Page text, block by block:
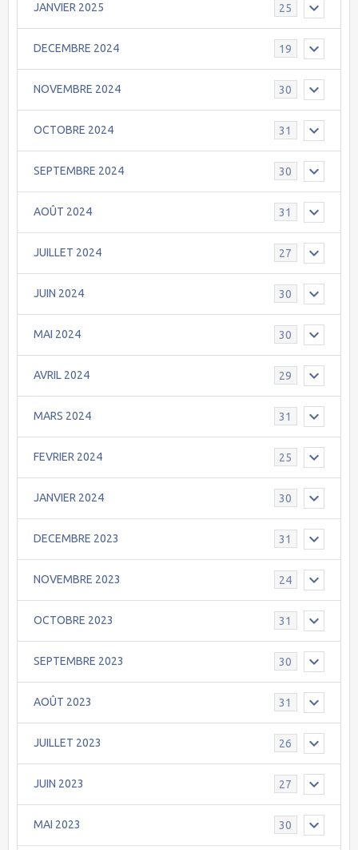
JANVIER 2025 25
DECEMBRE 2024 19
NOVEMBRE 2024 30
OCTOBRE 2024 31
SEPTEMBRE 2024 30
AOÛT 2024 31
JUILLET 2024 27
JUIN 2024 30
MAI 2024 30
AVRIL 2024 29
MARS 2024 31
FEVRIER 2024 25
JANVIER 2024 30
DECEMBRE 2023 31
NOVEMBRE 2023 24
OCTOBRE 2023 31
SEPTEMBRE 2023 30
AOÛT 2023 31
JUILLET 2023 26
JUIN 2023 27
MAI 2023 30